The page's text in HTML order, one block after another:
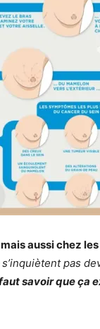
aussi chez
pas
savoir que ça